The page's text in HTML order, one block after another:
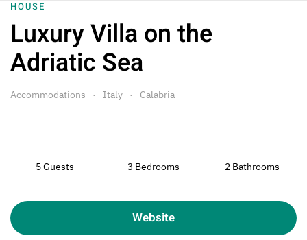
Skip to main content
HOUSE
Luxury Villa on the
Adriatic Sea
Accommodations Italy Calabria
5 Guests 3 Bedrooms 2 Bathrooms
Website